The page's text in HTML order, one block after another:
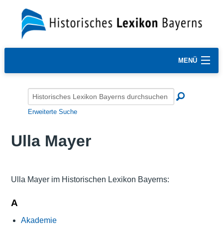
MENÜ
Erweiterte Suche
Ulla Mayer
Ulla Mayer im Historischen Lexikon Bayerns:
A
Akademie